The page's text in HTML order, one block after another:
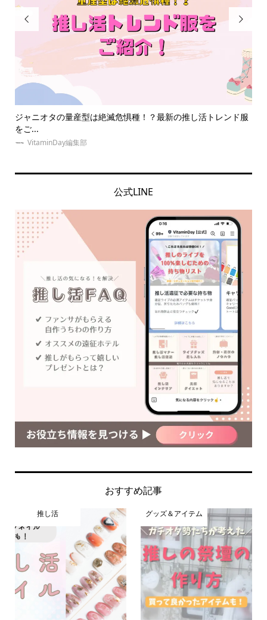

ド服 大阪遠征にオススメ！オタクに優しい安い推し活ホテル18選！
【...
VitaminDay編集部

公式LINE
おすすめ記事
推し活 グッズ＆アイテム